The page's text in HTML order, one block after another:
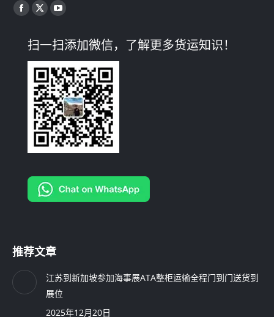
找到我们：
Facebook
opens
in
new
window
X
opens
in
new
window
YouTube
opens
in
new
window
扫一扫添加微信，了解更多货运知识！
推荐文章
江苏到新加坡参加海事展ATA整柜运输全程门到门送货到
展位
2025年12月20日